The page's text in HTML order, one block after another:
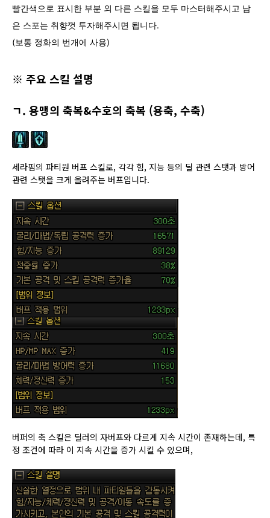
빨간색으로 표시한 부분 외 다른 스킬을 모두 마스터해주시고 남
은 스포는 취향껏 투자해주시면 됩니다.
(보통 정화의 번개에 사용)
※ 주요 스킬 설명
ㄱ. 용맹의 축복&수호의 축복 (용축, 수축)
세라핌의 파티원 버프 스킬로, 각각 힘, 지능 등의 딜 관련 스탯과 방어
관련 스탯을 크게 올려주는 버프입니다.
버퍼의 축 스킬은 딜러의 자버프와 다르게 지속 시간이 존재하는데, 특
정 조건에 따라 이 지속 시간을 증가 시킬 수 있으며,